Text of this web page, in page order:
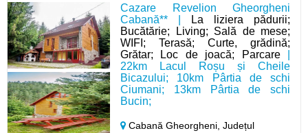
Cazare Revelion Gheorgheni
Cabană** |
La liziera pădurii;
Bucătărie; Living; Sală de mese;
WIFI; Terasă; Curte, grădină;
Grătar; Loc de joacă; Parcare|
22km Lacul Roșu și Cheile
Bicazului; 10km Pârtia de schi
Ciumani; 13km Pârtia de schi
Bucin;
Cabană Gheorgheni,Județul